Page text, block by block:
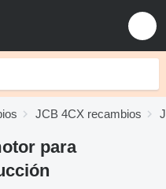
JCB 4CX recambios
para